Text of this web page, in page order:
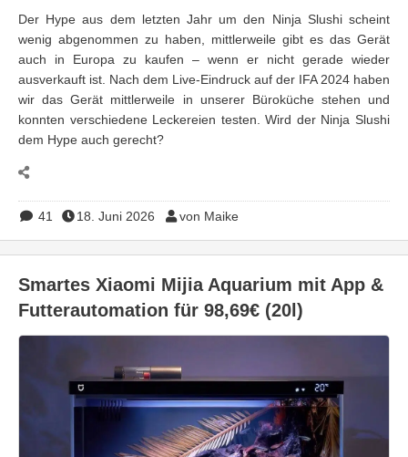
Der Hype aus dem letzten Jahr um den Ninja Slushi scheint
wenig abgenommen zu haben, mittlerweile gibt es das Gerät
auch in Europa zu kaufen – wenn er nicht gerade wieder
ausverkauft ist. Nach dem Live-Eindruck auf der IFA 2024 haben
wir das Gerät mittlerweile in unserer Büroküche stehen und
konnten verschiedene Leckereien testen. Wird der Ninja Slushi
dem Hype auch gerecht?
41 18. Juni 2026 von Maike
Smartes Xiaomi Mijia Aquarium mit App &
Futterautomation für 98,69€ (20l)